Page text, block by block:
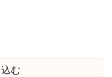
む